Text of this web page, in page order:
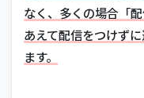
なく、多くの場合「
あえて配信をつけず
ます。